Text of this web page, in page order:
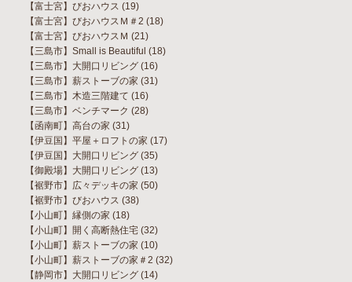
【富士宮】びおハウス (19)
【富士宮】びおハウスＭ＃2 (18)
【富士宮】びおハウスＭ (21)
【三島市】Small is Beautiful (18)
【三島市】大開口リビング (16)
【三島市】薪ストーブの家 (31)
【三島市】木造三階建て (16)
【三島市】ベンチマーク (28)
【函南町】高台の家 (31)
【伊豆国】平屋＋ロフトの家 (17)
【伊豆国】大開口リビング (35)
【御殿場】大開口リビング (13)
【裾野市】広々デッキの家 (50)
【裾野市】びおハウス (38)
【小山町】縁側の家 (18)
【小山町】開く高断熱住宅 (32)
【小山町】薪ストーブの家 (10)
【小山町】薪ストーブの家＃2 (32)
【静岡市】大開口リビング (14)